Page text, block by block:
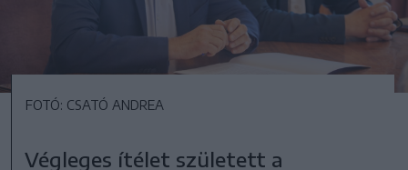
FOTÓ: CSATÓ ANDREA
Végleges ítélet született a